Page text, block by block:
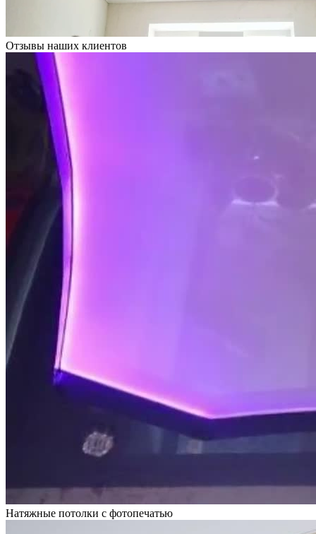
Отзывы наших клиентов
Натяжные потолки с фотопечатью